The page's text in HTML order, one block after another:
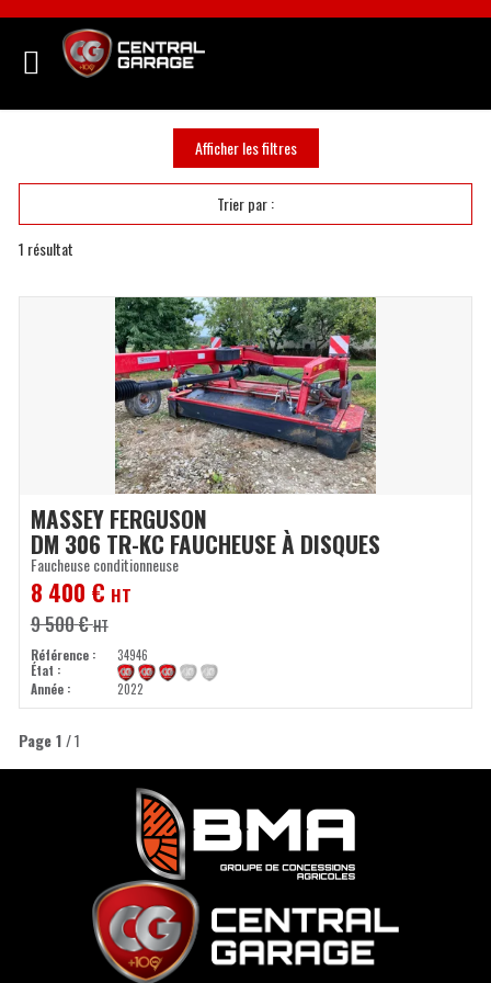
1 résultat
Trier par :
Afficher les filtres
Faucheuse conditionneuse
MASSEY FERGUSON
DM 306 TR-KC FAUCHEUSE À DISQUES
Référence
34946
État
Année
2022
9 500€ HT
8 400 € HT
Page 1 / 1